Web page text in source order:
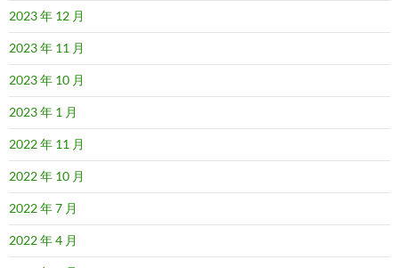
2023 年 12 月
2023 年 11 月
2023 年 10 月
2023 年 1 月
2022 年 11 月
2022 年 10 月
2022 年 7 月
2022 年 4 月